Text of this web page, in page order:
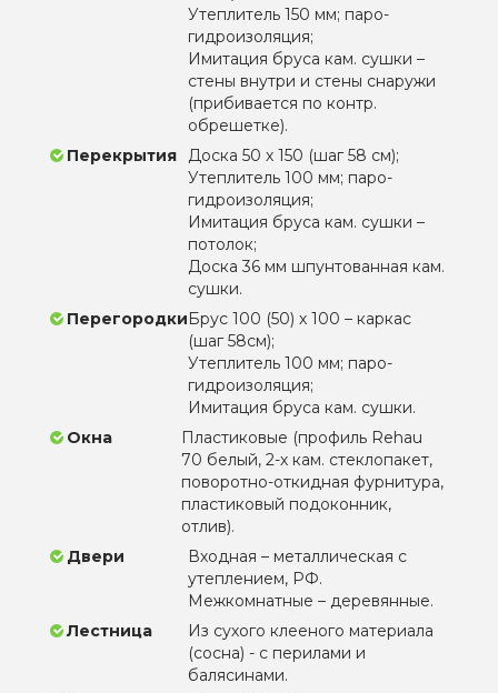
Утеплитель 150 мм; паро-
гидроизоляция;
Имитация бруса кам. сушки –
стены внутри и стены снаружи
(прибивается по контр.
обрешетке).
Перекрытия
Доска 50 х 150 (шаг 58 см);
Утеплитель 100 мм; паро-
гидроизоляция;
Имитация бруса кам. сушки –
потолок;
Доска 36 мм шпунтованная кам.
сушки.
ПерегородкиБрус 100 (50) х 100 – каркас
(шаг 58см);
Утеплитель 100 мм; паро-
гидроизоляция;
Имитация бруса кам. сушки.
Окна
Пластиковые (профиль Rehau
70 белый, 2-х кам. стеклопакет,
поворотно-откидная фурнитура,
пластиковый подоконник,
отлив).
Двери
Входная – металлическая с
утеплением, РФ.
Межкомнатные – деревянные.
Лестница
Из сухого клееного материала
(сосна) - с перилами и
балясинами.